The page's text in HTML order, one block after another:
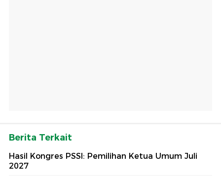
Berita Terkait
Hasil Kongres PSSI: Pemilihan Ketua Umum Juli
2027